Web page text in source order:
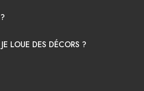
LOUE DES DÉCORS ?